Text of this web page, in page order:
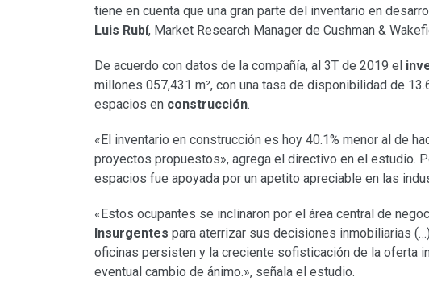
tiene en cuenta que una gran parte del inventario en
Luis Rubí, Market Research Manager de Cushman &
De acuerdo con datos de la compañía, al 3T de 2019 el
millones 057,431 m², con una tasa de disponibilidad de
espacios en construcción.
«El inventario en construcción es hoy 40.1% menor al de
proyectos propuestos», agrega el directivo en el estudio.
espacios fue apoyada por un apetito apreciable en las
«Estos ocupantes se inclinaron por el área central de
Insurgentes para aterrizar sus decisiones inmobiliarias
oficinas persisten y la creciente sofisticación de la oferta
eventual cambio de ánimo.», señala el estudio.